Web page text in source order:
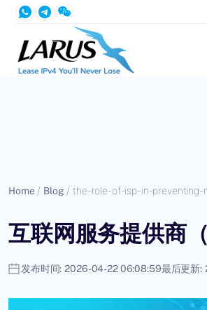
Home / Blog / the-role-of-isp-in-preventing-
互联网服务提供商
发布时间: 2026-04-22 06:08:59最后更新: